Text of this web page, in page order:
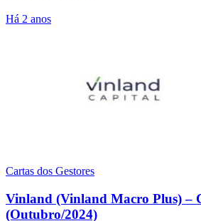
Há 2 anos
Cartas dos Gestores
Vinland (Vinland Macro Plus) –
(Outubro/2024)